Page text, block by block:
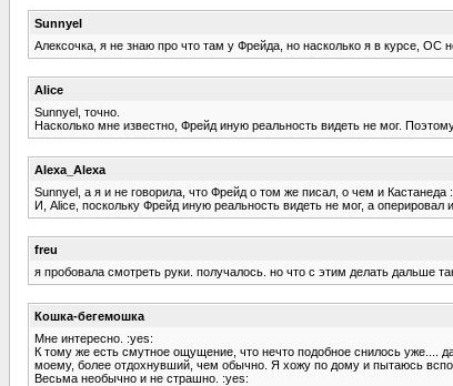
Sunnyel
Алексочка, я не знаю про что там у Фрейда, но насколько я в курсе, ОС
Alice
Sunnyel, точно.
Насколько мне известно, Фрейд иную реальность видеть не мог.
Alexa_Alexa
Sunnyel, а я и не говорила, что Фрейд о том же писал, о чем и
И, Alice, поскольку Фрейд иную реальность видеть не мог, а
freu
я пробовала смотреть руки. получалось. но что с этим делать дальше
Кошка-бегемошка
Мне интересно. :yes:
К тому же есть смутное ощущение, что нечто подобное снилось
моему, более отдохнувший, чем обычно. Я хожу по дому и пытаюсь
Весьма необычно и не страшно. :yes: